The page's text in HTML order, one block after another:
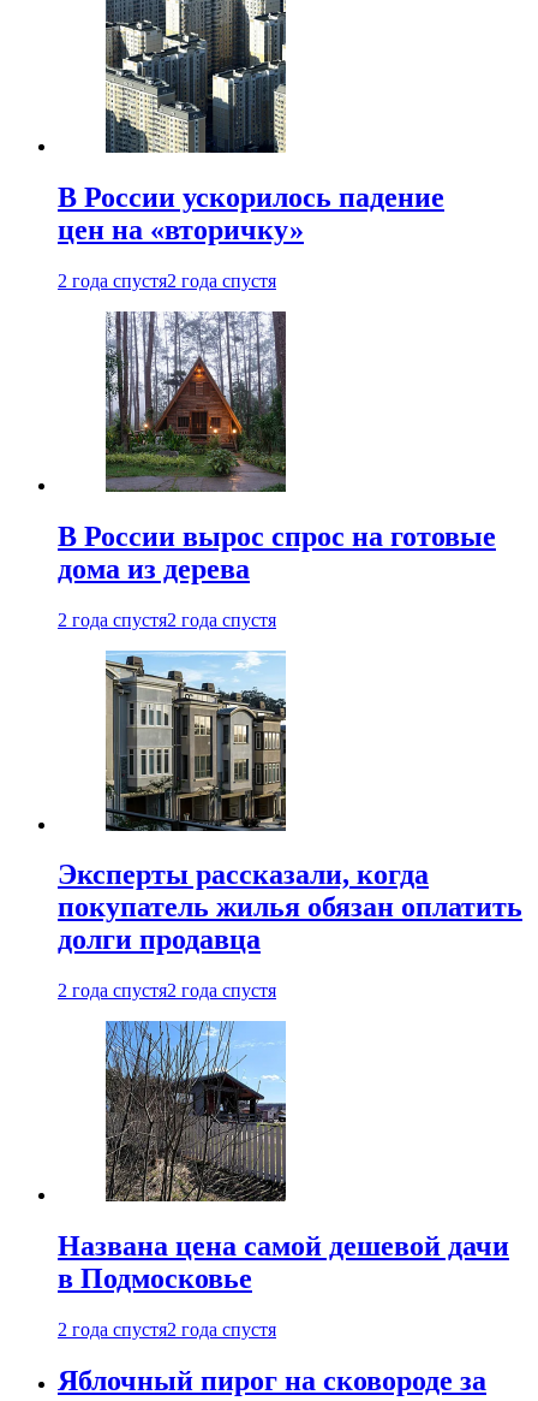
В России ускорилось падение
цен на «вторичку»
2 года спустя2 года спустя
В России вырос спрос на готовые
дома из дерева
2 года спустя2 года спустя
Эксперты рассказали, когда
покупатель жилья обязан оплатить
долги продавца
2 года спустя2 года спустя
Названа цена самой дешевой дачи
в Подмосковье
2 года спустя2 года спустя
Яблочный пирог на сковороде за